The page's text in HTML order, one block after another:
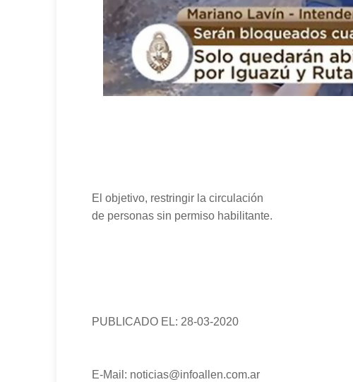
El objetivo, restringir la circulación
de personas sin permiso habilitante.
PUBLICADO EL: 28-03-2020
E-Mail: noticias@infoallen.com.ar